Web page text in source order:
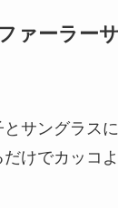
ァーラー
サングラス
けでカッコよ